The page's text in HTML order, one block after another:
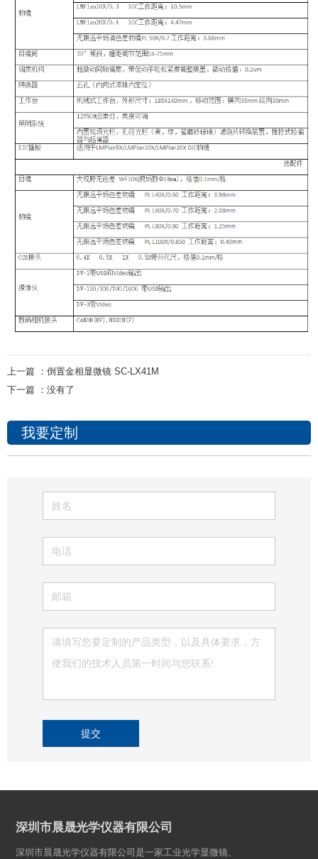
上一篇 ： 倒置金相显微镜 SC-LX41M
下一篇 ： 没有了
我要定制
提交
深圳市晨晟光学仪器有限公司
深圳市晨晟光学仪器有限公司是一家工业光学显微镜、